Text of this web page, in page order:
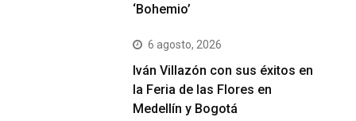
‘Bohemio’
6 agosto, 2026
Iván Villazón con sus éxitos en
la Feria de las Flores en
Medellín y Bogotá